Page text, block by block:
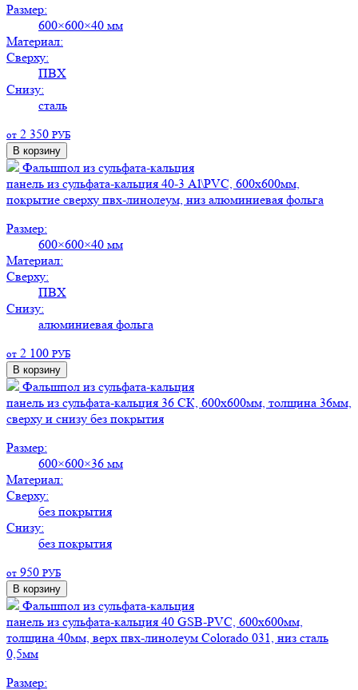
Размер:
600×600×40 мм
Материал:
Сверху:
ПВХ
Снизу:
сталь
от 2 350 РУБ
В корзину
Фальшпол из сульфата-кальция
панель из сульфата-кальция 40-3 Al\PVC, 600х600мм,
покрытие сверху пвх-линолеум, низ алюминиевая фольга
Размер:
600×600×40 мм
Материал:
Сверху:
ПВХ
Снизу:
алюминиевая фольга
от 2 100 РУБ
В корзину
Фальшпол из сульфата-кальция
панель из сульфата-кальция 36 СК, 600х600мм, толщина 36мм,
сверху и снизу без покрытия
Размер:
600×600×36 мм
Материал:
Сверху:
без покрытия
Снизу:
без покрытия
от 950 РУБ
В корзину
Фальшпол из сульфата-кальция
панель из сульфата-кальция 40 GSB-PVC, 600х600мм,
толщина 40мм, верх пвх-линолеум Colorado 031, низ сталь
0,5мм
Размер: